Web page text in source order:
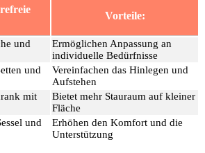
Vorteile:
und
Ermöglichen Anpassung an
individuelle Bedürfnisse
und
Vereinfachen das Hinlegen und
Aufstehen
mit
Bietet mehr Stauraum auf kleiner
Fläche
und
Erhöhen den Komfort und die
Unterstützung